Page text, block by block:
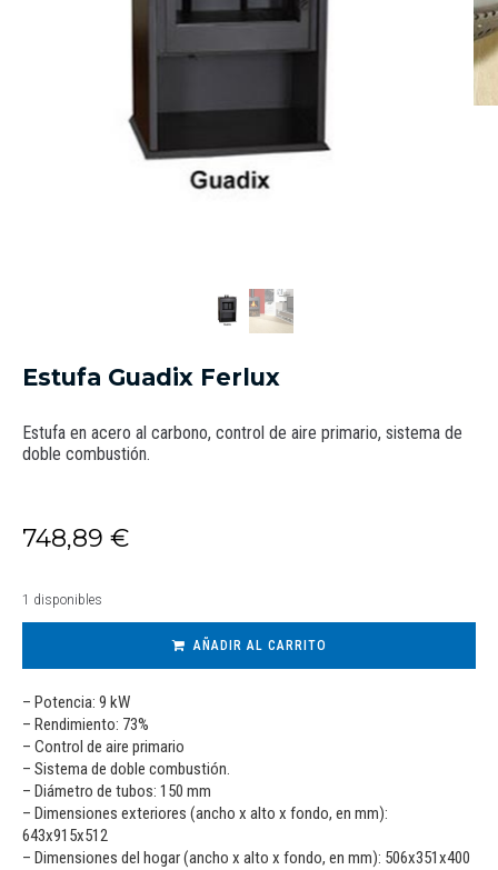
Estufa Guadix Ferlux
Estufa en acero al carbono, control de aire primario, sistema de
doble combustión.
748,89 €
1 disponibles
AÑADIR AL CARRITO
– Potencia: 9 kW
– Rendimiento: 73%
– Control de aire primario
– Sistema de doble combustión.
– Diámetro de tubos: 150 mm
– Dimensiones exteriores (ancho x alto x fondo, en mm):
643x915x512
– Dimensiones del hogar (ancho x alto x fondo, en mm): 506x351x400